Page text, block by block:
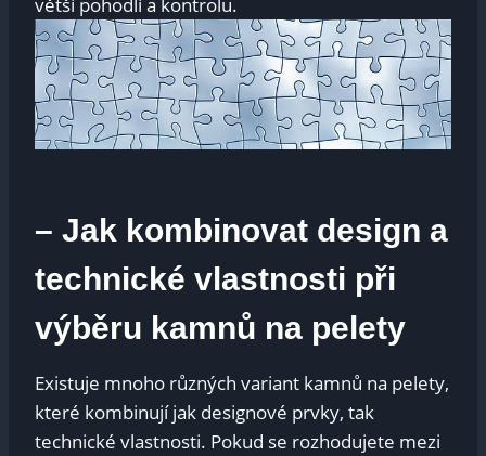
– Jak kombinovat design a
technické vlastnosti při
výběru kamnů na pelety
Existuje mnoho různých variant kamnů na pelety,
které kombinují jak designové prvky, tak
technické vlastnosti. Pokud se rozhodujete mezi